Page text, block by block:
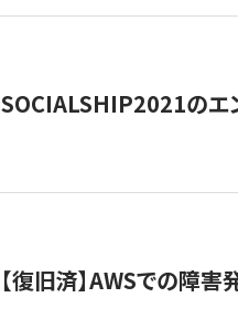
SOCIALSHIP2021のエ
【復旧済】AWSでの障